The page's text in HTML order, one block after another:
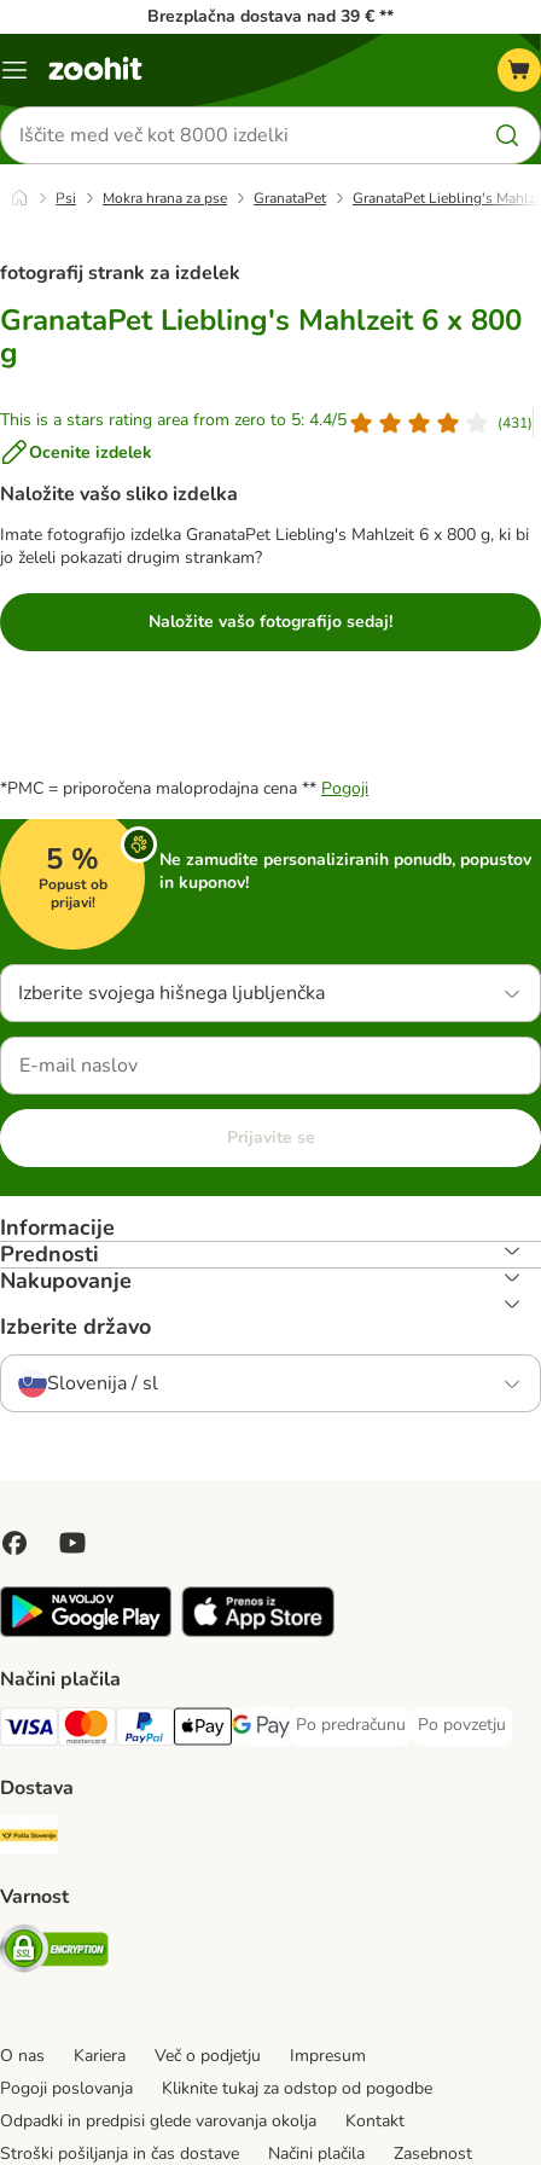
Brezplačna dostava nad 39 € **
Meni
Iskanje
izdelkov
Psi Mokra hrana za pse GranataPet GranataPet Liebling's
fotografij strank za izdelek
GranataPet Liebling's Mahlzeit 6 x 800
g
This is a stars rating area from zero to 5: 4.4/5 (431)
Ocenite izdelek
Naložite vašo sliko izdelka
Imate fotografijo izdelka GranataPet Liebling's Mahlzeit 6 x 800 g, ki bi
jo želeli pokazati drugim strankam?
Naložite vašo fotografijo sedaj!
*PMC = priporočena maloprodajna cena ** Pogoji
5 %
Popust ob
prijavi!
Ne zamudite personaliziranih ponudb, popustov
in kuponov!
Izberite svojega hišnega ljubljenčka
Prijavite se
Informacije
Prednosti
Nakupovanje
Izberite državo
Slovenija / sl
Načini plačila
Visa Payment Method
MasterCard Payment Method
PayPal Payment Method
Apple Pay Payment Method
Google pay Payment Method
Po predračunu
Po predračunu Payment Method
Po povzetju
Po povzetju
Dostava
Pošta Slovenije Shipping Method
Varnost
Security
O nas Kariera Več o podjetju
Impresum
Pogoji poslovanja
Kliknite tukaj za odstop od pogodbe
Odpadki in predpisi glede varovanja okolja
Kontakt
Stroški pošiljanja in čas dostave
Načini plačila Zasebnost